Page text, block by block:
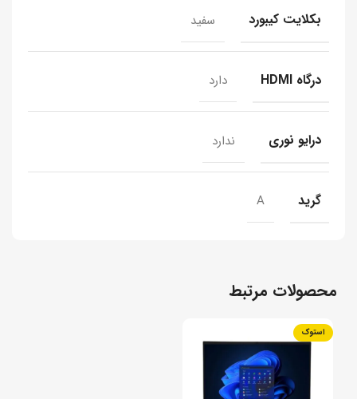
بکلایت کیبورد سفید
درگاه HDMI دارد
درایو نوری ندارد
گرید A
محصولات مرتبط
استوک